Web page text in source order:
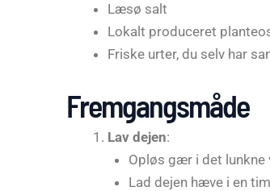
Læsø salt
Lokalt produceret
Friske urter, du selv har
Fremgangsmåde
Lav dejen:
Opløs gær i det
Lad dejen hæve i en